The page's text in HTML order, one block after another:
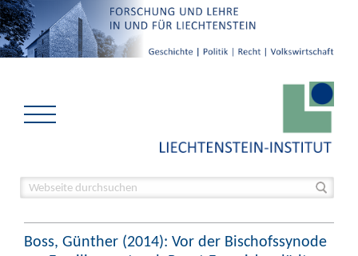
Boss, Günther (2014): Vor der Bischofssynode